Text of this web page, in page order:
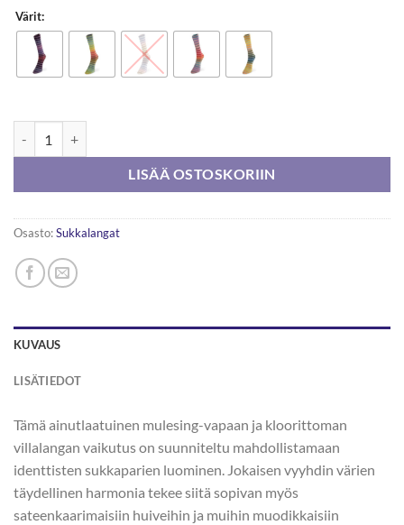
Värit:
LISÄÄ OSTOSKORIIN
Osasto:Sukkalangat
KUVAUS
LISÄTIEDOT
Tämä ainutlaatuinen mulesing-vapaan ja kloorittoman
villalangan vaikutus on suunniteltu mahdollistamaan
identtisten sukkaparien luominen. Jokaisen vyyhdin värien
täydellinen harmonia tekee siitä sopivan myös
sateenkaarimaisiin huiveihin ja muihin muodikkaisiin